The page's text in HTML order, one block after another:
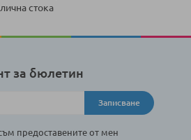
стока
за бюлетин
Записване
предоставените от мен